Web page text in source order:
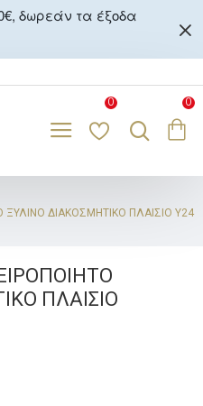
δωρεάν τα έξοδα
0 0
ΔΙΑΚΟΣΜΗΤΙΚΟ ΠΛΑΙΣΙΟ Υ24
ΠΛΑΙΣΙΟ